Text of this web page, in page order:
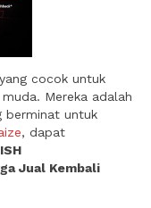
cocok untuk
Mereka adalah
berminat untuk
, dapat
Jual Kembali